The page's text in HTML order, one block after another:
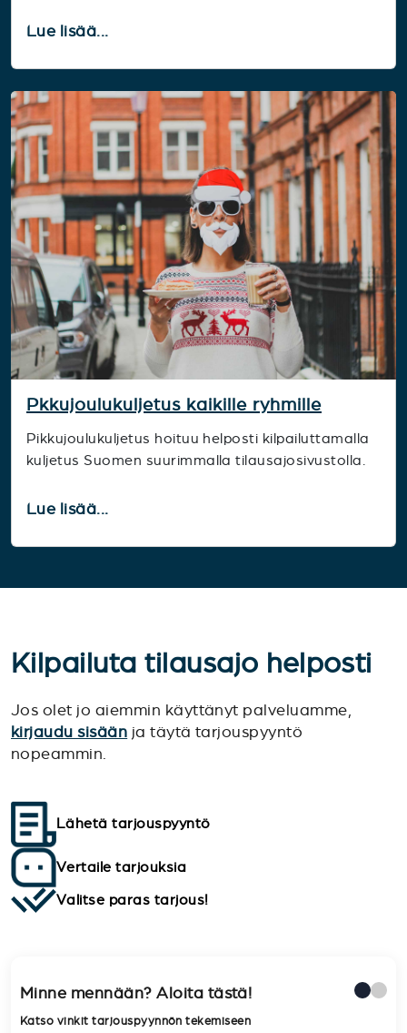
Lue lisää...
Pkkujoulukuljetus kaikille ryhmille
Pikkujoulukuljetus hoituu helposti kilpailuttamalla
kuljetus Suomen suurimmalla tilausajosivustolla.
Lue lisää...
Kilpailuta tilausajo helposti
Jos olet jo aiemmin käyttänyt palveluamme,
kirjaudu sisään ja täytä tarjouspyyntö
nopeammin.
Lähetä tarjouspyyntö
Vertaile tarjouksia
Valitse paras tarjous!
Minne mennään? Aloita tästä!
Katso vinkit tarjouspyynnön tekemiseen